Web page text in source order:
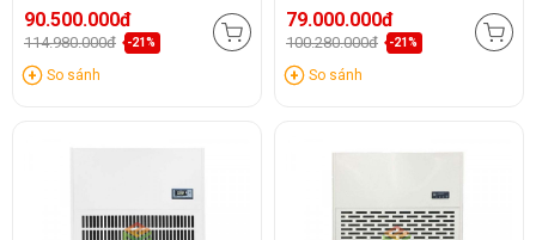
90.500.000đ
114.980.000đ -21%
So sánh
79.000.000đ
100.280.000đ -21%
So sánh